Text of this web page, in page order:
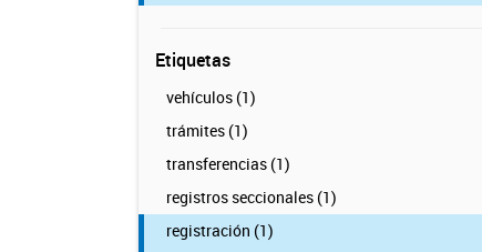
Etiquetas
vehículos (1)
trámites (1)
transferencias (1)
registros seccionales (1)
registración (1)